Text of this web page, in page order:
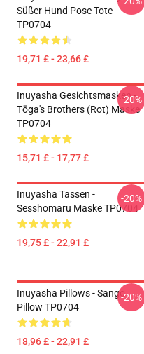
Süßer Hund Pose Tote
TP0704
19,71 £ - 23,66 £
Inuyasha Gesichtsmasken -
Tōga's Brothers (rot) Maske
TP0704
15,71 £ - 17,77 £
-20%
Inuyasha Tassen -
Sesshomaru Maske TP0704
19,75 £ - 22,91 £
-20%
Inuyasha Pillows - Sango
Pillow TP0704
18,96 £ - 22,91 £
-20%